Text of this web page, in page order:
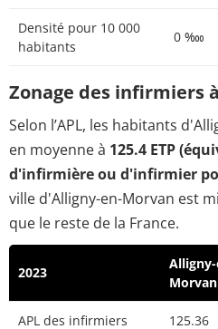
Densité pour 10 000
habitants
0 ‱
Zonage des infirmiers
Selon l’APL, les habitants
en moyenne à 125.4 ETP
d'infirmière ou d'infirmier
ville d'Alligny-en-Morvan est
que le reste de la France.
2023
Morvan
APL des infirmiers 125.36